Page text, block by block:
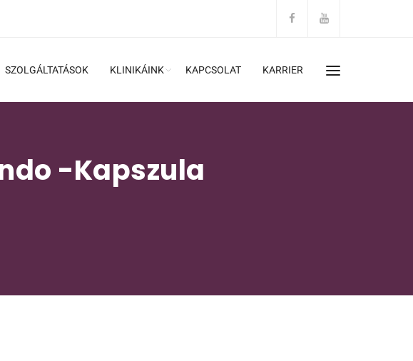
SZOLGÁLTATÁSOK KLINIKÁINK KAPCSOLAT KARRIER
-Kapszula